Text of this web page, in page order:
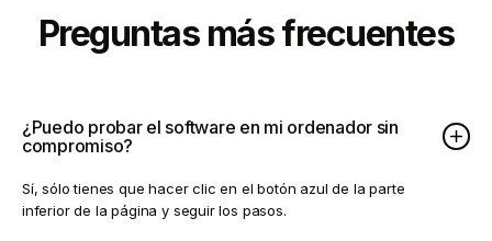
Preguntas más frecuentes
¿Puedo probar el software en mi ordenador sin
compromiso?
Sí, sólo tienes que hacer clic en el botón azul de la parte
inferior de la página y seguir los pasos.